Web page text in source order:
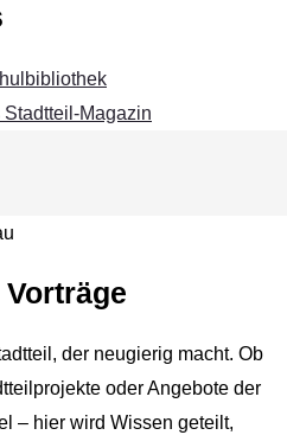
Magazin
der neugierig macht. Ob
oder Angebote der
– hier wird Wissen geteilt,